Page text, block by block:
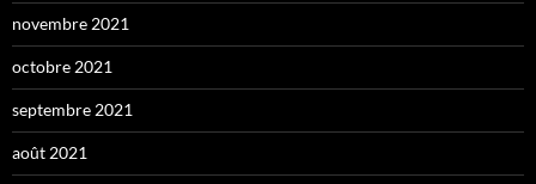
novembre 2021
octobre 2021
septembre 2021
août 2021